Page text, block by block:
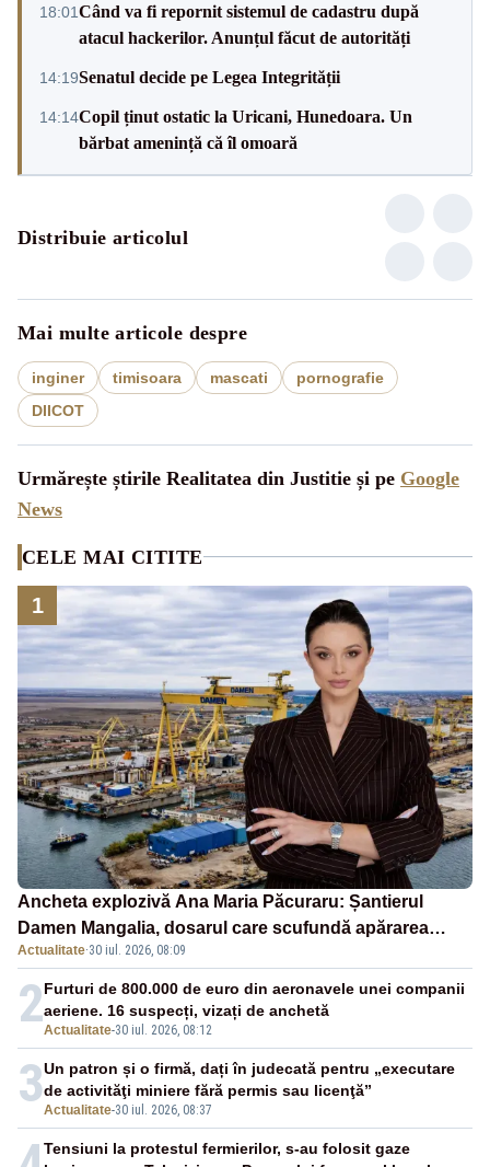
18:01Când va fi repornit sistemul de cadastru după
atacul hackerilor. Anunțul făcut de autorități
14:19Senatul decide pe Legea Integrității
14:14Copil ținut ostatic la Uricani, Hunedoara. Un
bărbat amenință că îl omoară
Distribuie articolul
Mai multe articole despre
inginer timisoara mascati
pornografie
DIICOT
Urmărește știrile Realitatea din Justitie și pe Google
News
CELE MAI CITITE
1
Ancheta explozivă Ana Maria Păcuraru: Șantierul
Damen Mangalia, dosarul care scufundă apărarea
României
Actualitate·30 iul. 2026, 08:09
2Actualitate-30 iul. 2026, 08:12
Furturi de 800.000 de euro din aeronavele unei companii
aeriene. 16 suspecți, vizați de anchetă
3Actualitate-30 iul. 2026, 08:37
Un patron și o firmă, dați în judecată pentru „executare
de activităţi miniere fără permis sau licenţă”
Tensiuni la protestul fermierilor, s-au folosit gaze